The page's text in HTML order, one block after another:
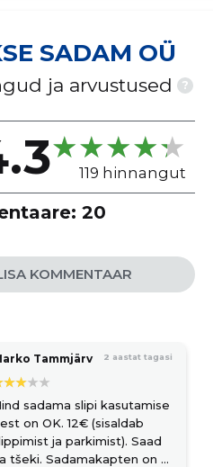
SADAM OÜ
ja arvustused ?
119 hinnangut
20
KOMMENTAAR
Tammjärv 2 aastat tagasi
sadama slipi kasutamise
on OK. 12€ (sisaldab
ja parkimist). Saad
tšeki. Sadamakapten on ...